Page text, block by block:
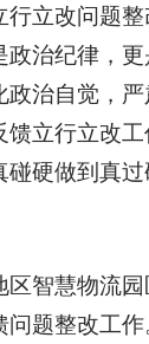
立改问题整
政治纪律，
政治自觉，
馈立行立改
碰硬做到真
区智慧物流
问题整改工